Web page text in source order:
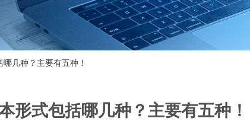
几种？主要有五种！
形式包括哪几种？主要有五种！